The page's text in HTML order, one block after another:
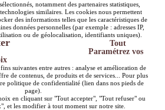
notamment des partenaires statistiques,
similaires. Les cookies nous permettent
des informations telles que les caractéristiques de
données personnelles (par exemple : adresses IP,
ou de géolocalisation, identifiants uniques).
Tout
Paramétrez vos
suivantes entre autres : analyse et amélioration de
de contenus, de produits et de services... Pour plus
politique de confidentialité (lien dans nos pieds de
page).
en cliquant sur "Tout accepter", "Tout refuser" ou
et les modifier à tout moment sur notre site.